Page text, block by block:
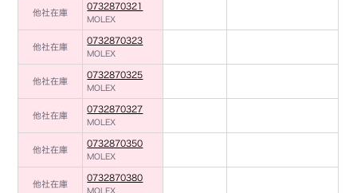
他社在庫
0732870321
MOLEX
他社在庫
0732870323
MOLEX
他社在庫
0732870325
MOLEX
他社在庫
0732870327
MOLEX
他社在庫
0732870350
MOLEX
他社在庫
0732870380
MOLEX